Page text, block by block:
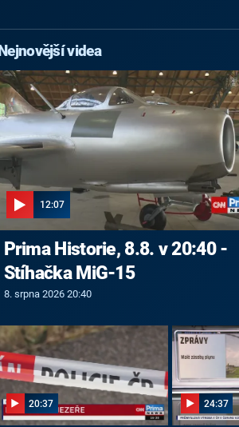
Nejnovější videa
12:07
Prima Historie, 8.8. v 20:40 -
Stíhačka MiG-15
8. srpna 2026 20:40
20:37 24:37